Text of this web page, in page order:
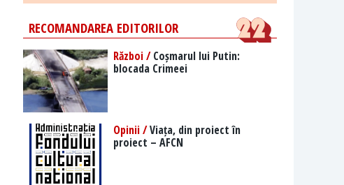
RECOMANDAREA EDITORILOR
Război /Coșmarul lui Putin:
blocada Crimeei
Opinii /Viața, din proiect în
proiect – AFCN